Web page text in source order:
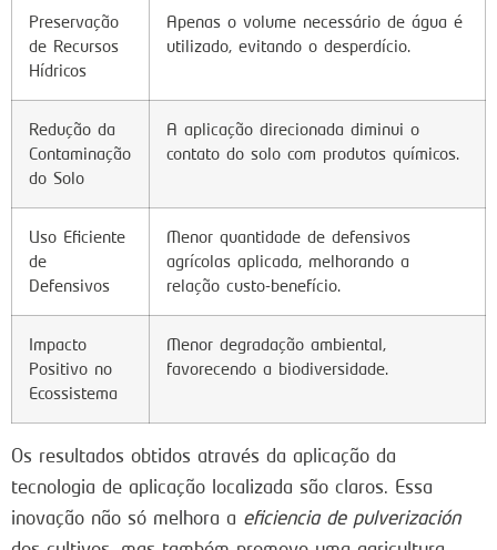
Preservação
de Recursos
Hídricos
Apenas o volume necessário de água é
utilizado, evitando o desperdício.
Redução da
Contaminação
do Solo
A aplicação direcionada diminui o
contato do solo com produtos químicos.
Uso Eficiente
de
Defensivos
Menor quantidade de defensivos
agrícolas aplicada, melhorando a
relação custo-benefício.
Impacto
Positivo no
Ecossistema
Menor degradação ambiental,
favorecendo a biodiversidade.
Os resultados obtidos através da aplicação da
tecnologia de aplicação localizada são claros. Essa
inovação não só melhora a eficiencia de pulverización